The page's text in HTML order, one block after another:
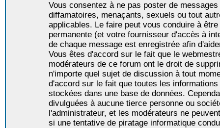
Vous consentez à ne pas poster de
diffamatoires, menaçants, sexuels ou tout
applicables. Le faire peut vous conduire à
permanente (et votre fournisseur d'accès à
de chaque message est enregistrée afin
Vous êtes d'accord sur le fait que le
modérateurs de ce forum ont le droit de
n'importe quel sujet de discussion à tout
d'accord sur le fait que toutes les
stockées dans une base de données.
divulguées à aucune tierce personne ou
l'administrateur, et les modérateurs ne
si une tentative de piratage informatique